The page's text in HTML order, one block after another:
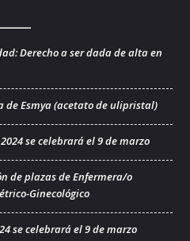
Derecho a ser dada de alta en
de Esmya (acetato de ulipristal)
se celebrará el 9 de marzo
de plazas de Enfermera/o
Ginecológico
se celebrará el 9 de marzo